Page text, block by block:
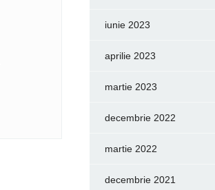
iunie 2023
aprilie 2023
martie 2023
decembrie 2022
martie 2022
decembrie 2021